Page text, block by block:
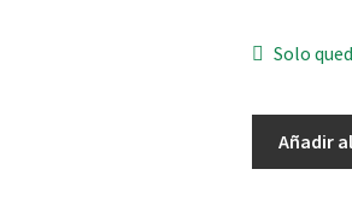
Solo
Añadir